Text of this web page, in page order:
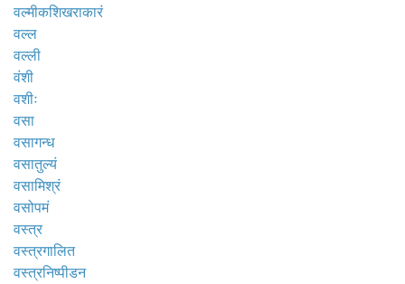
वल्मीकशिखराकारं
वल्ल
वल्ली
वंशी
वशीः
वसा
वसागन्ध
वसातुल्यं
वसामिश्रं
वसोपमं
वस्त्र
वस्त्रगालित
वस्त्रनिष्पीडन